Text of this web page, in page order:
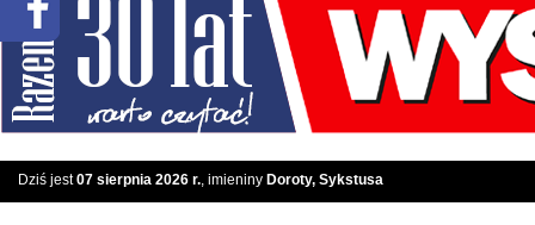
Dziś jest07 sierpnia 2026 r., imieniny Doroty, Sykstusa